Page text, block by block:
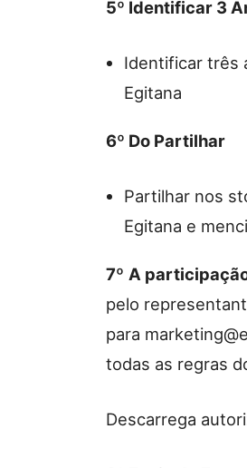
5º Identificar 3
Identificar três
Egitana
6º Do Partilhar
Partilhar nos
Egitana e
7º A
pelo
para
todas as regras
Descarrega